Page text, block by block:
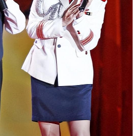
如此好，更是确定他是一个好人，是
说实在太大，她总是想到在一起之
又该怎么办。